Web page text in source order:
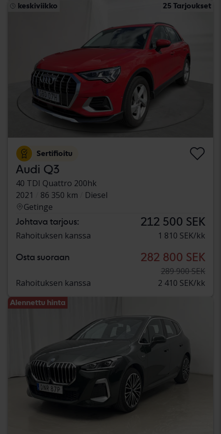
keskiviikko 25 Tarjoukset
Sertifioitu
Audi Q3
40 TDI Quattro 200hk
2021
86 350 km
Diesel
Getinge
Johtava tarjous: 212 500 SEK
Rahoituksen kanssa 1 810 SEK/kk
Osta suoraan 282 800 SEK
289 900 SEK
Rahoituksen kanssa
2 410 SEK/kk
Alennettu hinta